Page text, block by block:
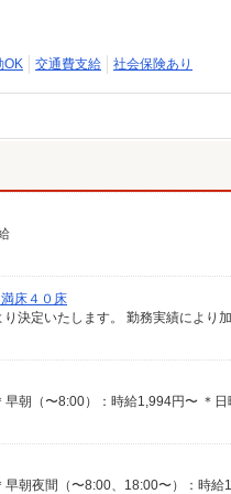
OK 交通費支給 社会保険あり
床４０床